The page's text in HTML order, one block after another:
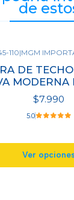
de
110|MGM
DE
MODERNA
$7.990
5.0
Ver